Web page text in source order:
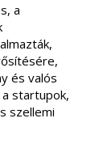
a
és valós
startupok,
szellemi